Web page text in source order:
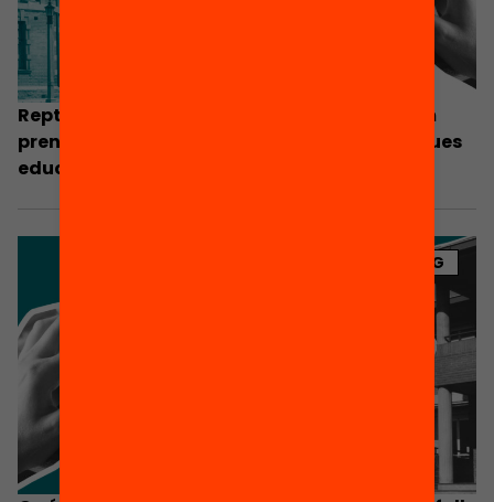
Reptes municipals per reprendre el curs: com
prenem la temperatura a les nostres polítiques
educatives?
BLOG